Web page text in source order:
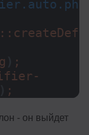
;
;
- он выйдет